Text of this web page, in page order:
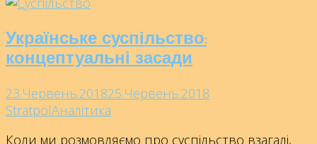
Українське суспільство:
концептуальні засади
23.Червень.201825.Червень.2018
StratpolАналітика
Коли ми розмовляємо про суспільство взагалі,